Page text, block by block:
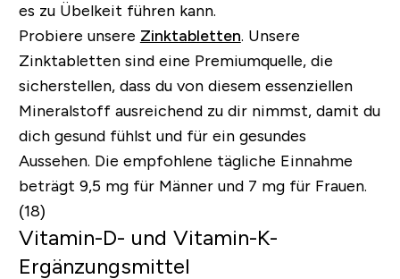
es zu Übelkeit führen kann.
Probiere unsere Zinktabletten. Unsere
Zinktabletten sind eine Premiumquelle, die
sicherstellen, dass du von diesem essenziellen
Mineralstoff ausreichend zu dir nimmst, damit du
dich gesund fühlst und für ein gesundes
Aussehen. Die empfohlene tägliche Einnahme
beträgt 9,5 mg für Männer und 7 mg für Frauen.
(18)
Vitamin-D- und Vitamin-K-
Ergänzungsmittel